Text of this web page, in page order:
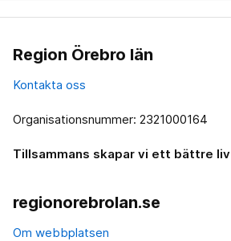
Region Örebro län
Kontakta oss
Organisationsnummer: 2321000164
Tillsammans skapar vi ett bättre liv
regionorebrolan.se
Om webbplatsen